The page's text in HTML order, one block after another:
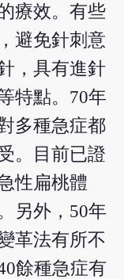
療效。有些
避免針刺意
，具有進針
特點。70年
多種急症都
。目前已證
性扁桃體
另外，50年
革法有所不
餘種急症有